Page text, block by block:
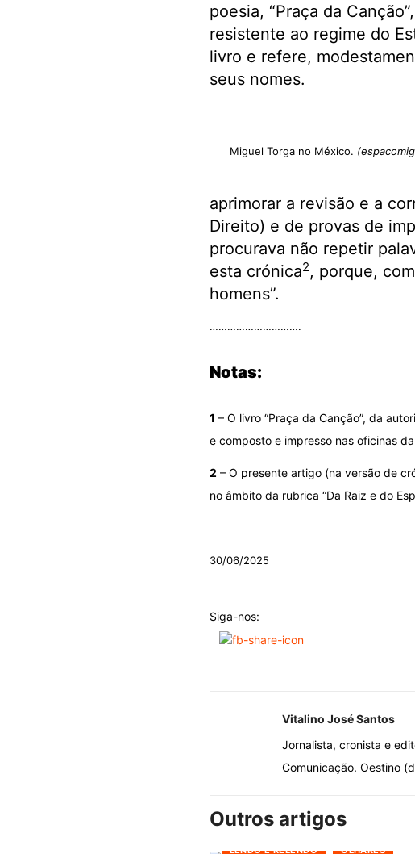
poesia, “Praça da
resistente ao regime do
livro e refere,
seus nomes.
Miguel Torga no México.
aprimorar a revisão e a
Direito) e de provas de
procurava não repetir
esta crónica2, porque,
homens”.
………………………….
Notas:
1 – O livro “Praça da Canção”, da
e composto e impresso nas oficinas
2 – O presente artigo (na versão de
no âmbito da rubrica “Da Raiz e do
30/06/2025
Siga-nos:
Vitalino José Santos
Jornalista, cronista e
Comunicação. Oestino
Outros artigos
LENDO E RELENDO OLHARES